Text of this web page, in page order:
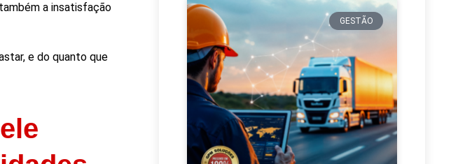
a insatisfação
e do quanto que
GESTÃO